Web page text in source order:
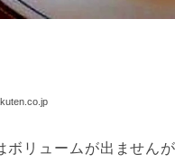
ボリュームが出ません